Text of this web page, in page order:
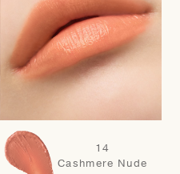
14
Cashmere Nude